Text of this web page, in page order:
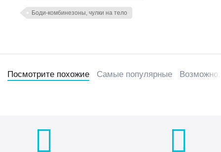
Боди-комбинезоны, чулки на тело
Посмотрите похожие Самые популярные Возможно,